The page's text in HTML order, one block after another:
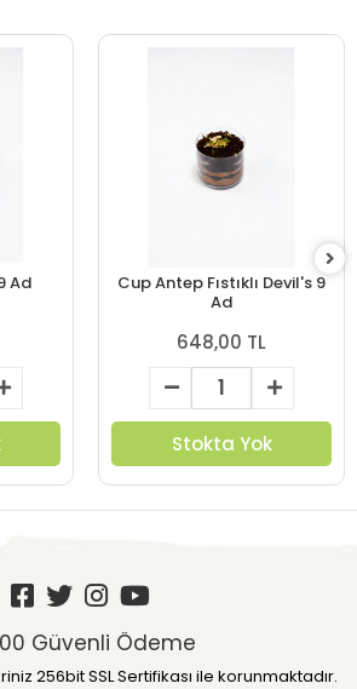
Ad
Cup Antep Fıstıklı Devil's 9
Ad
648,00 TL
Stokta Yok
Güvenli Ödeme
256bit SSL Sertifikası ile korunmaktadır.